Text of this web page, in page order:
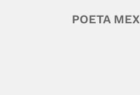
POETA